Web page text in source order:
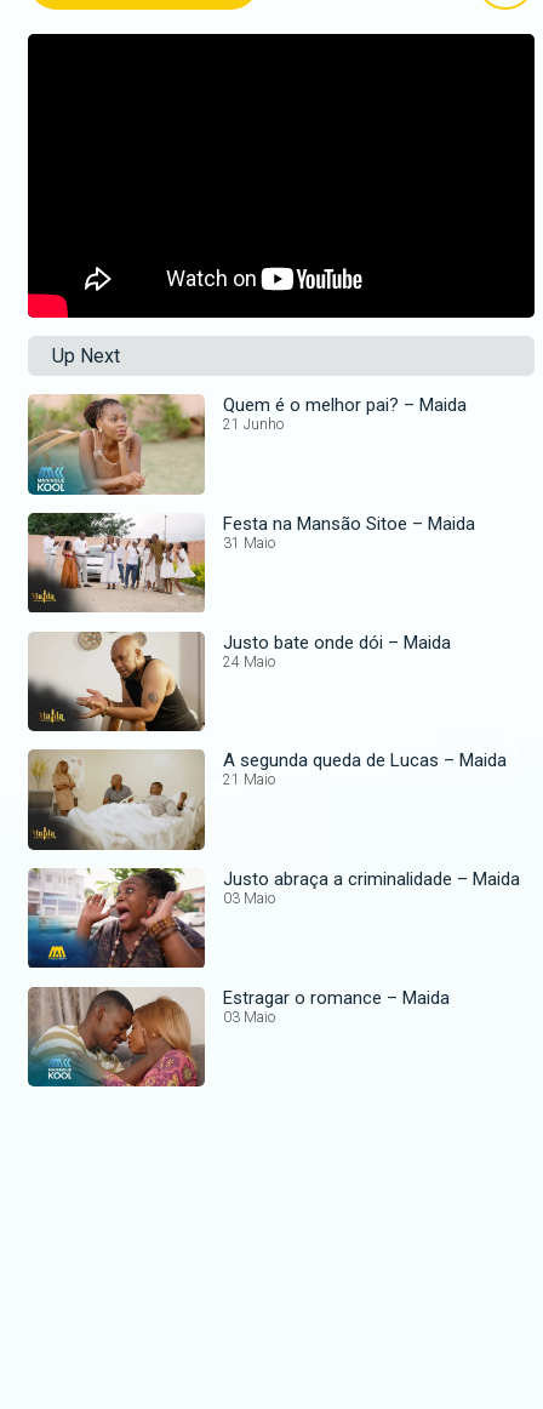
Up Next
Quem é o melhor pai? – Maida
21 Junho
Festa na Mansão Sitoe – Maida
31 Maio
Justo bate onde dói – Maida
24 Maio
A segunda queda de Lucas – Maida
21 Maio
Justo abraça a criminalidade – Maida
03 Maio
Estragar o romance – Maida
03 Maio